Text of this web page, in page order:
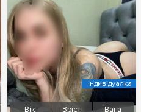
Вік Зріст Вага
Індивідуалка